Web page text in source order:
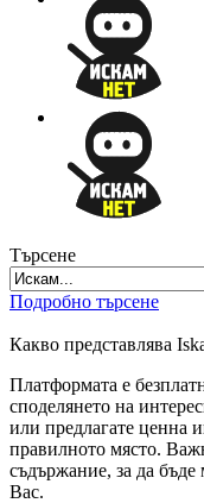
Търсене
Подробно търсене
Какво представлява
Платформата е
споделянето на
или предлагате ценна
правилното място.
съдържание, за да бъде
Вас.